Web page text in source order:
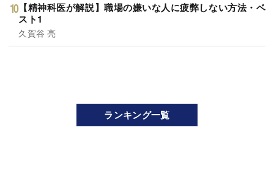
【精神科医が解説】職場の嫌いな人に疲弊しない方法・ベ
スト1
久賀谷 亮
ランキング一覧